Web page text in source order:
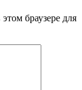
браузере для